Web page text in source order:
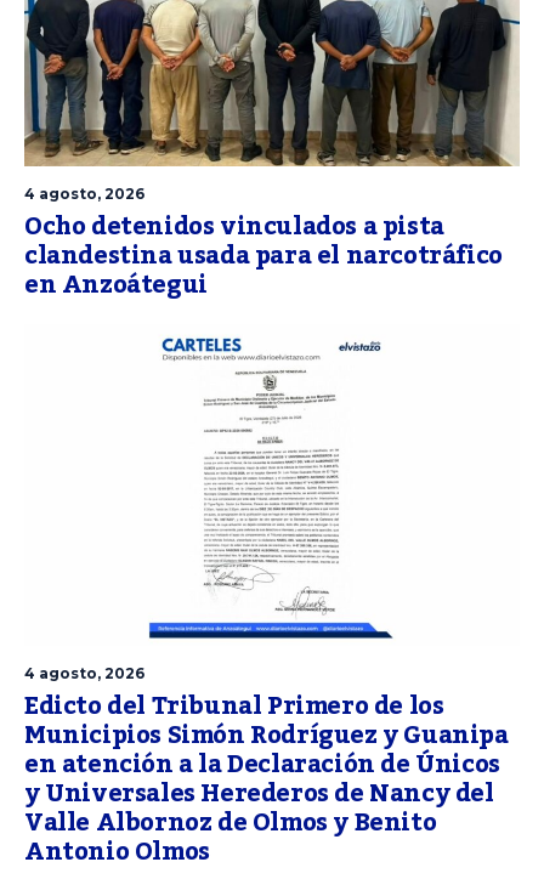
4 agosto, 2026
Ocho detenidos vinculados a pista
clandestina usada para el narcotráfico
en Anzoátegui
4 agosto, 2026
Edicto del Tribunal Primero de los
Municipios Simón Rodríguez y Guanipa
en atención a la Declaración de Únicos
y Universales Herederos de Nancy del
Valle Albornoz de Olmos y Benito
Antonio Olmos